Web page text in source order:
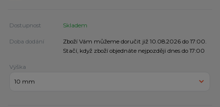
Dostupnost Skladem
Doba dodání
Zboží Vám můžeme doručit již 10.08.2026 do 17:00.
Stačí, když zboží objednáte nejpozději dnes do 17:00
Výška